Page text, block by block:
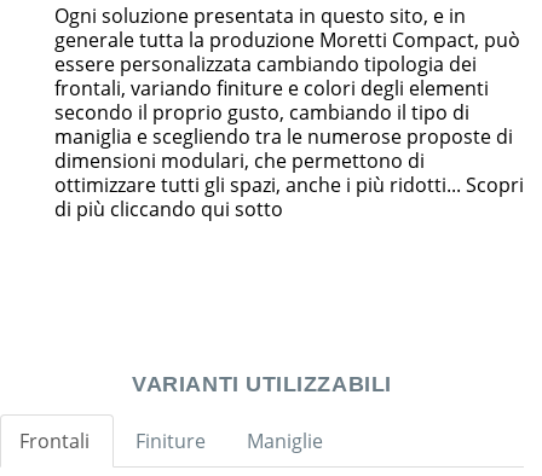
Ogni soluzione presentata in questo sito, e in
generale tutta la produzione Moretti Compact, può
essere personalizzata cambiando tipologia dei
frontali, variando finiture e colori degli elementi
secondo il proprio gusto, cambiando il tipo di
maniglia e scegliendo tra le numerose proposte di
dimensioni modulari, che permettono di
ottimizzare tutti gli spazi, anche i più ridotti... Scopri
di più cliccando qui sotto
VARIANTI UTILIZZABILI
Frontali Finiture Maniglie